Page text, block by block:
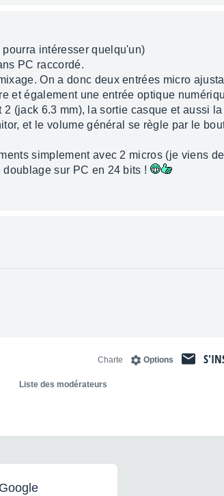
intéresser quelqu'un)
PC raccordé.
On a donc deux entrées micro
et également une entrée optique
(jack 6.3 mm), la sortie casque et aussi
et le volume général se règle par le
simplement avec 2 micros (je viens
sur PC en 24 bits !
Options
Charte
Liste des modérateurs